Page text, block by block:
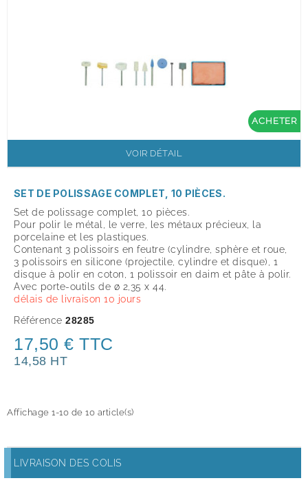
ACHETER
VOIR DÉTAIL
SET DE POLISSAGE COMPLET, 10 PIÈCES.
Set de polissage complet, 10 pièces.
Pour polir le métal, le verre, les métaux précieux, la
porcelaine et les plastiques.
Contenant 3 polissoirs en feutre (cylindre, sphère et roue,
3 polissoirs en silicone (projectile, cylindre et disque), 1
disque à polir en coton, 1 polissoir en daim et pâte à polir.
Avec porte-outils de ø 2,35 x 44.
délais de livraison 10 jours
Référence 28285
17,50 € TTC
14,58 HT
Affichage 1-10 de 10 article(s)
LIVRAISON DES COLIS